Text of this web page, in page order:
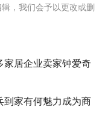
，我们会予以更改或删
家居企业卖家钟爱奇
到家有何魅力成为商